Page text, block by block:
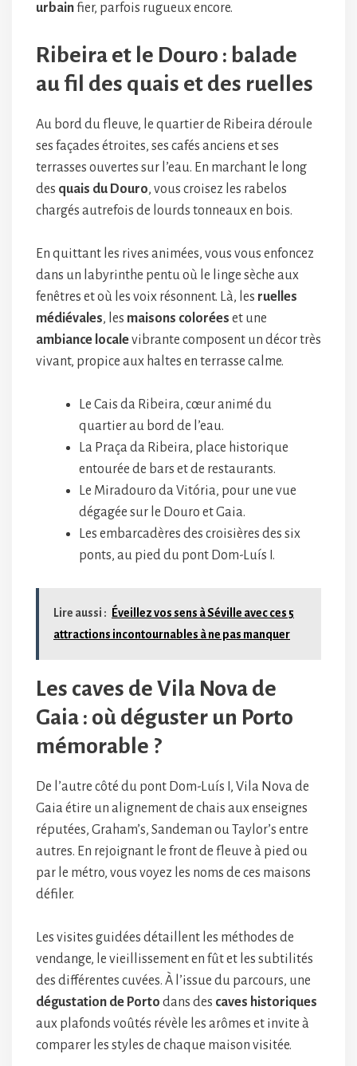
urbainfier, parfois rugueux encore.
Ribeira et le Douro : balade
au fil des quais et des ruelles
Au bord du fleuve, le quartier de Ribeira déroule
ses façades étroites, ses cafés anciens et ses
terrasses ouvertes sur l’eau. En marchant le long
des quais du Douro, vous croisez les rabelos
chargés autrefois de lourds tonneaux en bois.
En quittant les rives animées, vous vous enfoncez
dans un labyrinthe pentu où le linge sèche aux
fenêtres et où les voix résonnent. Là, les ruelles
médiévales, les maisons colorées et une
ambiance localevibrante composent un décor très
vivant, propice aux haltes en terrasse calme.
Le Cais da Ribeira, cœur animé du
quartier au bord de l’eau.
La Praça da Ribeira, place historique
entourée de bars et de restaurants.
Le Miradouro da Vitória, pour une vue
dégagée sur le Douro et Gaia.
Les embarcadères des croisières des six
ponts, au pied du pont Dom-Luís I.
Lire aussi :
Éveillez vos sens à Séville avec ces 5
attractions incontournables à ne pas manquer
Les caves de Vila Nova de
Gaia : où déguster un Porto
mémorable ?
De l’autre côté du pont Dom-Luís I, Vila Nova de
Gaia étire un alignement de chais aux enseignes
réputées, Graham’s, Sandeman ou Taylor’s entre
autres. En rejoignant le front de fleuve à pied ou
par le métro, vous voyez les noms de ces maisons
défiler.
Les visites guidées détaillent les méthodes de
vendange, le vieillissement en fût et les subtilités
des différentes cuvées. À l’issue du parcours, une
dégustation de Porto dans des caves historiques
aux plafonds voûtés révèle les arômes et invite à
comparer les styles de chaque maison visitée.